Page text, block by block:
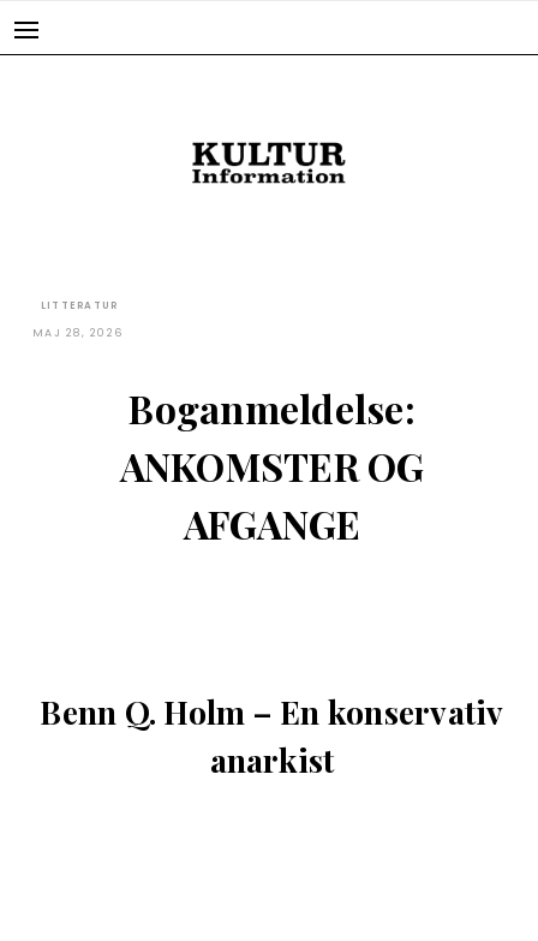
LITTERATUR
MAJ 28, 2026
Boganmeldelse:
ANKOMSTER OG
AFGANGE
Benn Q. Holm – En konservativ
anarkist